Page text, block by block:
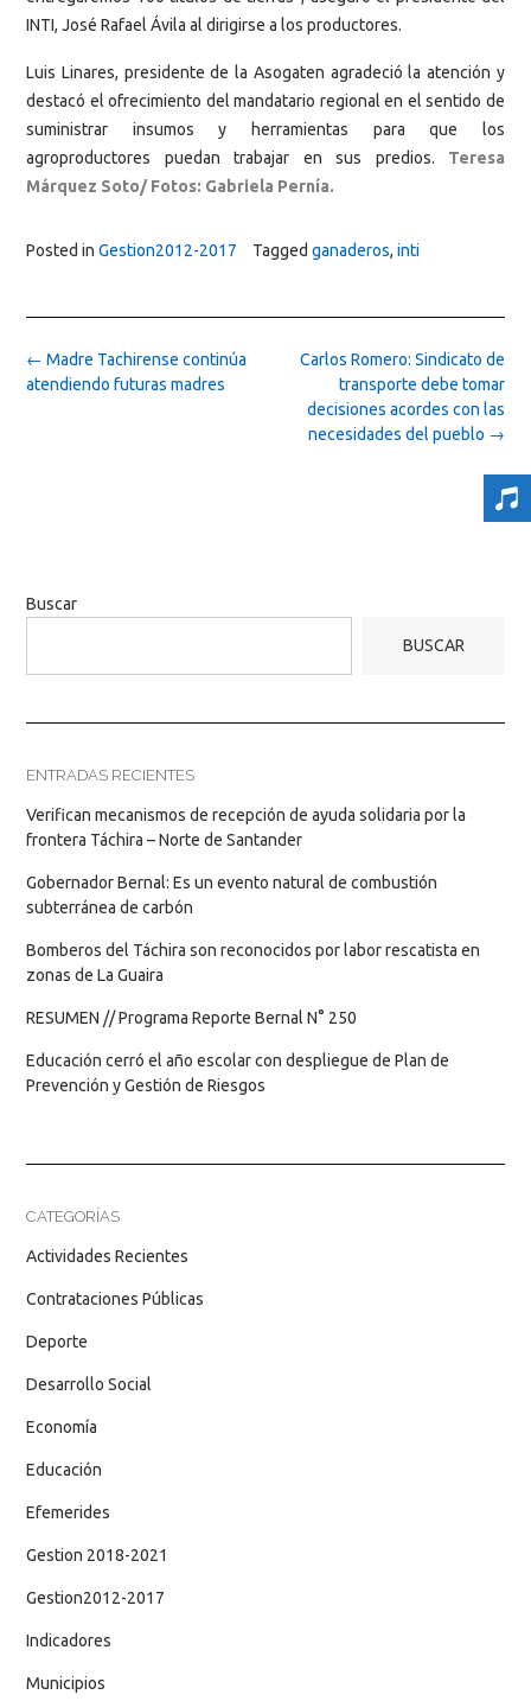
INTI, José Rafael Ávila al dirigirse a los productores.
Luis Linares, presidente de la Asogaten agradeció la atención y
destacó el ofrecimiento del mandatario regional en el sentido de
suministrar insumos y herramientas para que los
agroproductores puedan trabajar en sus predios. Teresa
Márquez Soto/ Fotos: Gabriela Pernía.
Posted in Gestion2012-2017 Tagged ganaderos, inti
Post
navigation
Carlos Romero: Sindicato de
transporte debe tomar
decisiones acordes con las
necesidades del pueblo →
← Madre Tachirense continúa
atendiendo futuras madres
Buscar
BUSCAR
ENTRADAS RECIENTES
Verifican mecanismos de recepción de ayuda solidaria por la
frontera Táchira – Norte de Santander
Gobernador Bernal: Es un evento natural de combustión
subterránea de carbón
Bomberos del Táchira son reconocidos por labor rescatista en
zonas de La Guaira
RESUMEN // Programa Reporte Bernal N° 250
Educación cerró el año escolar con despliegue de Plan de
Prevención y Gestión de Riesgos
CATEGORÍAS
Actividades Recientes
Contrataciones Públicas
Deporte
Desarrollo Social
Economía
Educación
Efemerides
Gestion 2018-2021
Gestion2012-2017
Indicadores
Municipios